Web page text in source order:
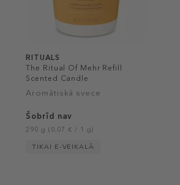
RITUALS
The Ritual Of Mehr Refill
Scented Candle
Aromātiskā svece
Šobrīd nav
290 g (0,07 € / 1 g)
TIKAI E-VEIKALĀ